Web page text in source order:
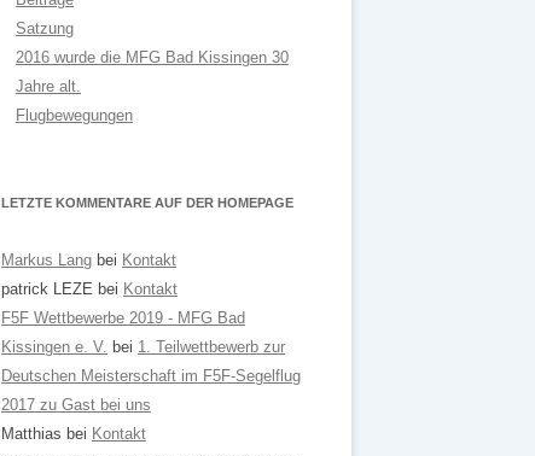
Satzung
2016 wurde die MFG Bad Kissingen 30
Jahre alt.
Flugbewegungen
LETZTE KOMMENTARE AUF DER HOMEPAGE
Markus Lang bei Kontakt
patrick LEZE bei Kontakt
F5F Wettbewerbe 2019 - MFG Bad
Kissingen e. V. bei 1. Teilwettbewerb zur
Deutschen Meisterschaft im F5F-Segelflug
2017 zu Gast bei uns
Matthias bei Kontakt